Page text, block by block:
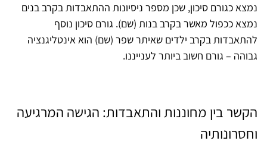
נמצא כגורם סיכון, שכן מספר ניסיונות ההתאבדות בקרב בנים
נמצא ככפול מאשר בקרב בנות (שם). גורם סיכון נוסף
להתאבדות בקרב ילדים שאיתר שפר (שם) הוא אינטליגנציה
גבוהה – גורם חשוב ביותר לענייננו.
הקשר בין מחוננות והתאבדות: הגישה המרגיעה
וחסרונותיה